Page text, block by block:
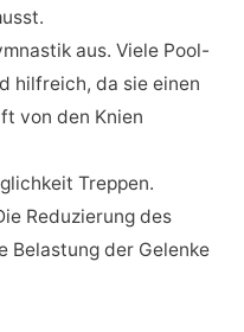
aus. Viele Pool-
hilfreich, da sie einen
von den Knien
Treppen.
Reduzierung des
Belastung der Gelenke